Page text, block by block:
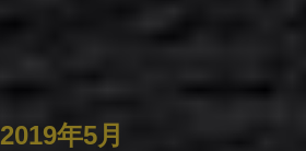
2019年5月